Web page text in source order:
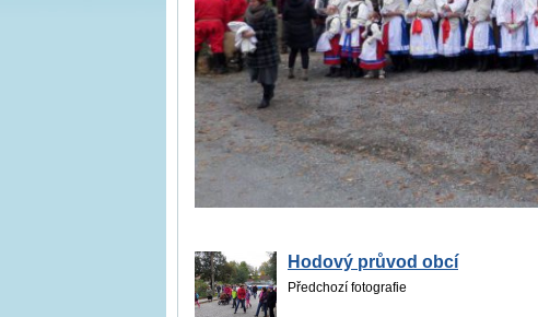
Hodový průvod obcí
Předchozí fotografie